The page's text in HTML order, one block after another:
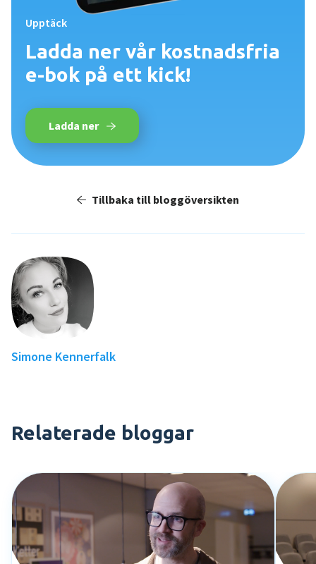
Upptäck
Ladda ner vår kostnadsfria
e-bok på ett kick!
Ladda ner
Tillbaka till bloggöversikten
Simone Kennerfalk
Relaterade bloggar